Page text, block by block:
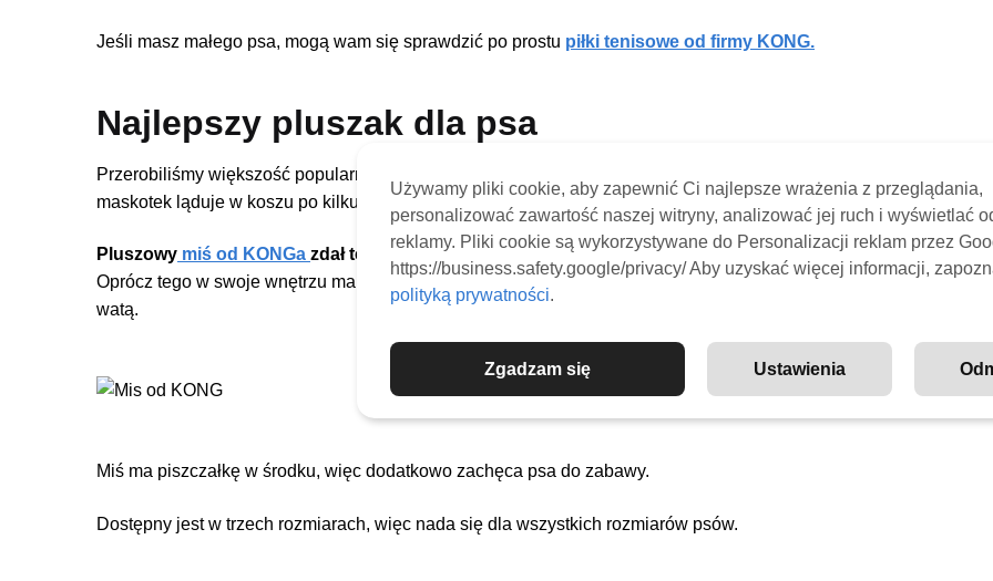
Jeśli masz małego psa, mogą wam się sprawdzić po prostu piłki tenisowe od firmy KONG.
Najlepszy pluszak dla psa
Przerobiliśmy większość popularnych pluszaków dla psów. Monte traktuje pluszaki jak ofiarę i próbuje rozerwać
maskotek ląduje w koszu po kilku dniach.
Pluszowy miś od KONGa zdał test i wytrzymał z nami kilka miesięcy! Miś wewnątrz jest wzmocniony linkami,
Oprócz tego w swoje wnętrzu ma niewiele pluszu, co jest zdecydowanie na plus, nawet jeśli psiak rozgryzie
watą.
Miś ma piszczałkę w środku, więc dodatkowo zachęca psa do zabawy.
Dostępny jest w trzech rozmiarach, więc nada się dla wszystkich rozmiarów psów.
Używamy pliki cookie, aby zapewnić Ci najlepsze wrażenia z przeglądania,
personalizować zawartość naszej witryny, analizować jej ruch i wyświetlać
reklamy. Pliki cookie są wykorzystywane do Personalizacji reklam przez
https://business.safety.google/privacy/ Aby uzyskać więcej informacji,
polityką prywatności.
Zgadzam się Ustawienia